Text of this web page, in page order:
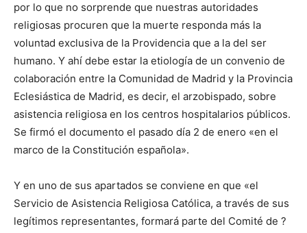
por lo que no sorprende que nuestras autoridades
religiosas procuren que la muerte responda más la
voluntad exclusiva de la Providencia que a la del ser
humano. Y ahí debe estar la etiología de un convenio de
colaboración entre la Comunidad de Madrid y la Provincia
Eclesiástica de Madrid, es decir, el arzobispado, sobre
asistencia religiosa en los centros hospitalarios públicos.
Se firmó el documento el pasado día 2 de enero «en el
marco de la Constitución española».
Y en uno de sus apartados se conviene en que «el
Servicio de Asistencia Religiosa Católica, a través de sus
legítimos representantes, formará parte del Comité de ?